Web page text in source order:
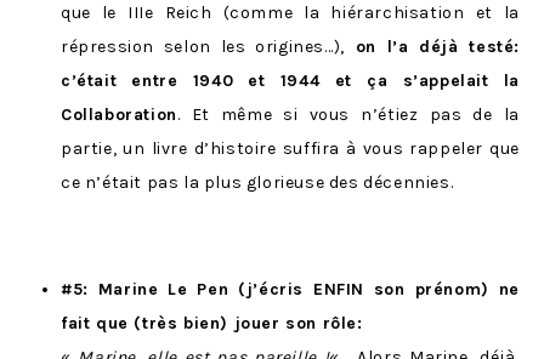
que le IIIe Reich (comme la hiérarchisation et la
répression selon les origines…), on l’a déjà testé:
c’était entre 1940 et 1944 et ça s’appelait la
Collaboration. Et même si vous n’étiez pas de la
partie, un livre d’histoire suffira à vous rappeler que
ce n’était pas la plus glorieuse des décennies.
#5: Marine Le Pen (j’écris ENFIN son prénom) ne
fait que (très bien) jouer son rôle: